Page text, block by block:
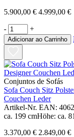
5.900,00 € 4.999,00 €
- +
Adicionar ao Carrinho
Conjuntos de Sofás
Sofa Couch Sitz
Couchen Leder
Artikel-Nr. EAN:
ca. 199 cmHöhe: ca.
3.370,00 € 2.849,00 €